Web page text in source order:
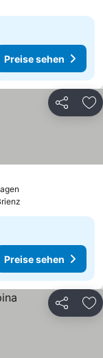
Preise sehen
Teilen
Preise sehen
Teilen